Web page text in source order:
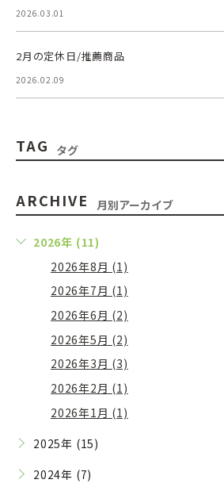
2026.03.01
2月の定休日/推薦商品
2026.02.09
TAG タグ
ARCHIVE 月別アーカイブ
2026年 (11)
2026年8月 (1)
2026年7月 (1)
2026年6月 (2)
2026年5月 (2)
2026年3月 (3)
2026年2月 (1)
2026年1月 (1)
2025年 (15)
2024年 (7)